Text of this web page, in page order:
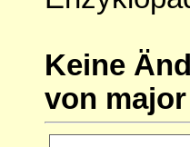
Keine
von major